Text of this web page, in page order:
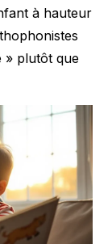
à hauteur
» plutôt que